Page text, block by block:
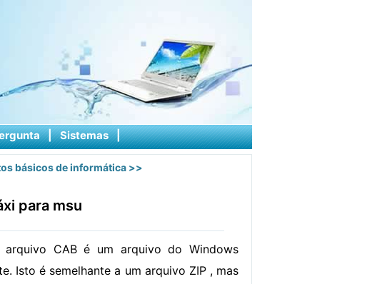
| Sistemas |
básicos de informática >>
para msu
CAB é um arquivo do Windows
Isto é semelhante a um arquivo ZIP , mas